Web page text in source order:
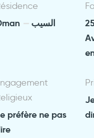
السيب
préfère ne pas